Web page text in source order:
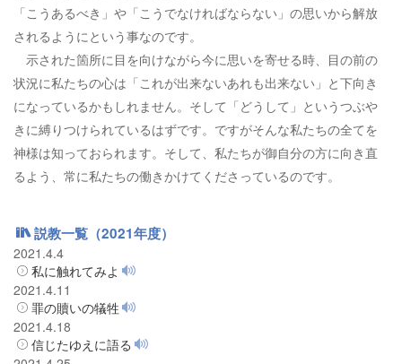
「こうあるべき」や「こうでなければならない」の思いから解放
されるようにという事なのです。
示された箇所に目を向けながら今に思いを寄せる時、目の前の
状況に私たちの心は「これが出来ないあれも出来ない」と下向き
になっているかもしれません。そして「どうして」というつぶや
きに縛りつけられているはずです。ですがそんな私たちの全てを
神様は知っておられます。そして、私たちが御自分の方に向き直
るよう、常に私たちの働きかけてくださっているのです。
説教一覧（2021年度）
2021.4.4
私に触れてみよ
2021.4.11
罪の贖いの犠牲
2021.4.18
信じたゆえに語る